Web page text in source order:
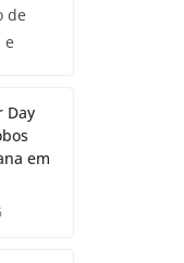
de
e
Day
em